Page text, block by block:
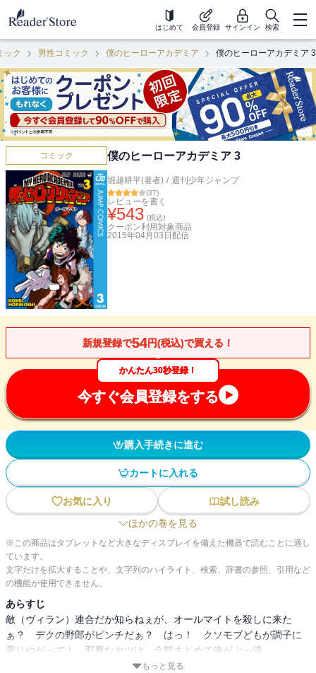
はじめて 会員登録 サインイン 検索
ック 男性コミック 僕のヒーローアカデミア 僕のヒーローアカデミア 3
コミック 僕のヒーローアカデミア 3
堀越耕平(著者) / 週刊少年ジャンプ
(37)
レビューを書く
¥543 (税込)
クーポン利用対象商品
2015年04月03日 配信
新規登録で54円(税込)で買える！
かんたん30秒登録！
今すぐ会員登録をする
購入手続きに進む
カートに入れる
お気に入り
試し読み
ほかの巻を見る
※この商品はタブレットなど大きなディスプレイを備えた機器で読むことに適し
ています。
文字だけを拡大することや、文字列のハイライト、検索、辞書の参照、引用など
の機能が使用できません。
あらすじ
敵（ヴィラン）連合だか知らねぇが、オールマイトを殺しに来た
ぁ？ デクの野郎がピンチだぁ？ はっ！ クソモブどもが調子に
乗りやがって！ 邪魔なヤツは、全部まとめて俺がぶっ潰
もっと見る